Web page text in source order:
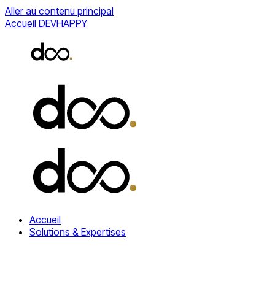
Aller au contenu principal
Accueil DEVHAPPY
Accueil
Solutions & Expertises